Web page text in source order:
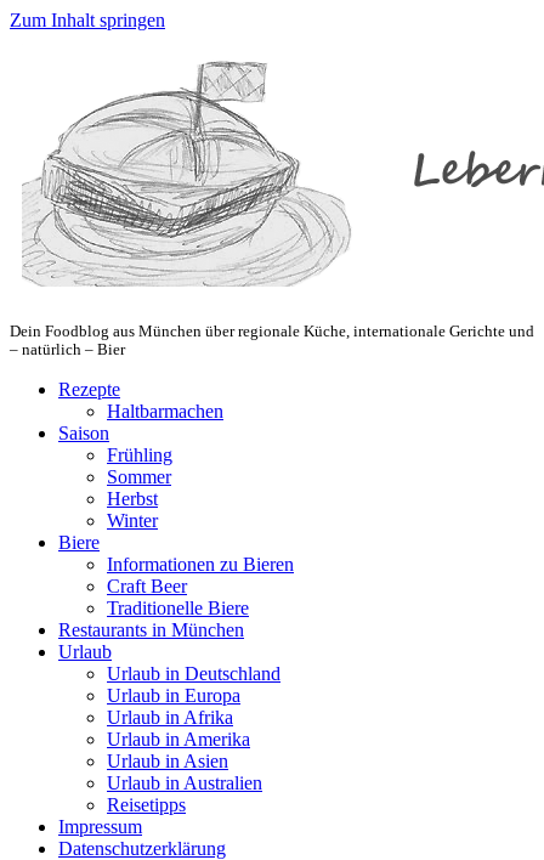
Zum Inhalt springen
Dein Foodblog aus München über regionale Küche, internationale Gerichte und
– natürlich – Bier
Rezepte
Haltbarmachen
Saison
Frühling
Sommer
Herbst
Winter
Biere
Informationen zu Bieren
Craft Beer
Traditionelle Biere
Restaurants in München
Urlaub
Urlaub in Deutschland
Urlaub in Europa
Urlaub in Afrika
Urlaub in Amerika
Urlaub in Asien
Urlaub in Australien
Reisetipps
Impressum
Datenschutzerklärung